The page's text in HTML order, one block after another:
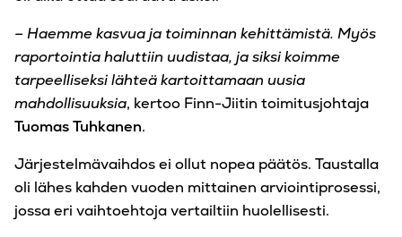
– Haemme kasvua ja toiminnan kehittämistä. Myös
raportointia haluttiin uudistaa, ja siksi koimme
tarpeelliseksi lähteä kartoittamaan uusia
mahdollisuuksia, kertoo Finn-Jiitin toimitusjohtaja
Tuomas Tuhkanen.
Järjestelmävaihdos ei ollut nopea päätös. Taustalla
oli lähes kahden vuoden mittainen arviointiprosessi,
jossa eri vaihtoehtoja vertailtiin huolellisesti.